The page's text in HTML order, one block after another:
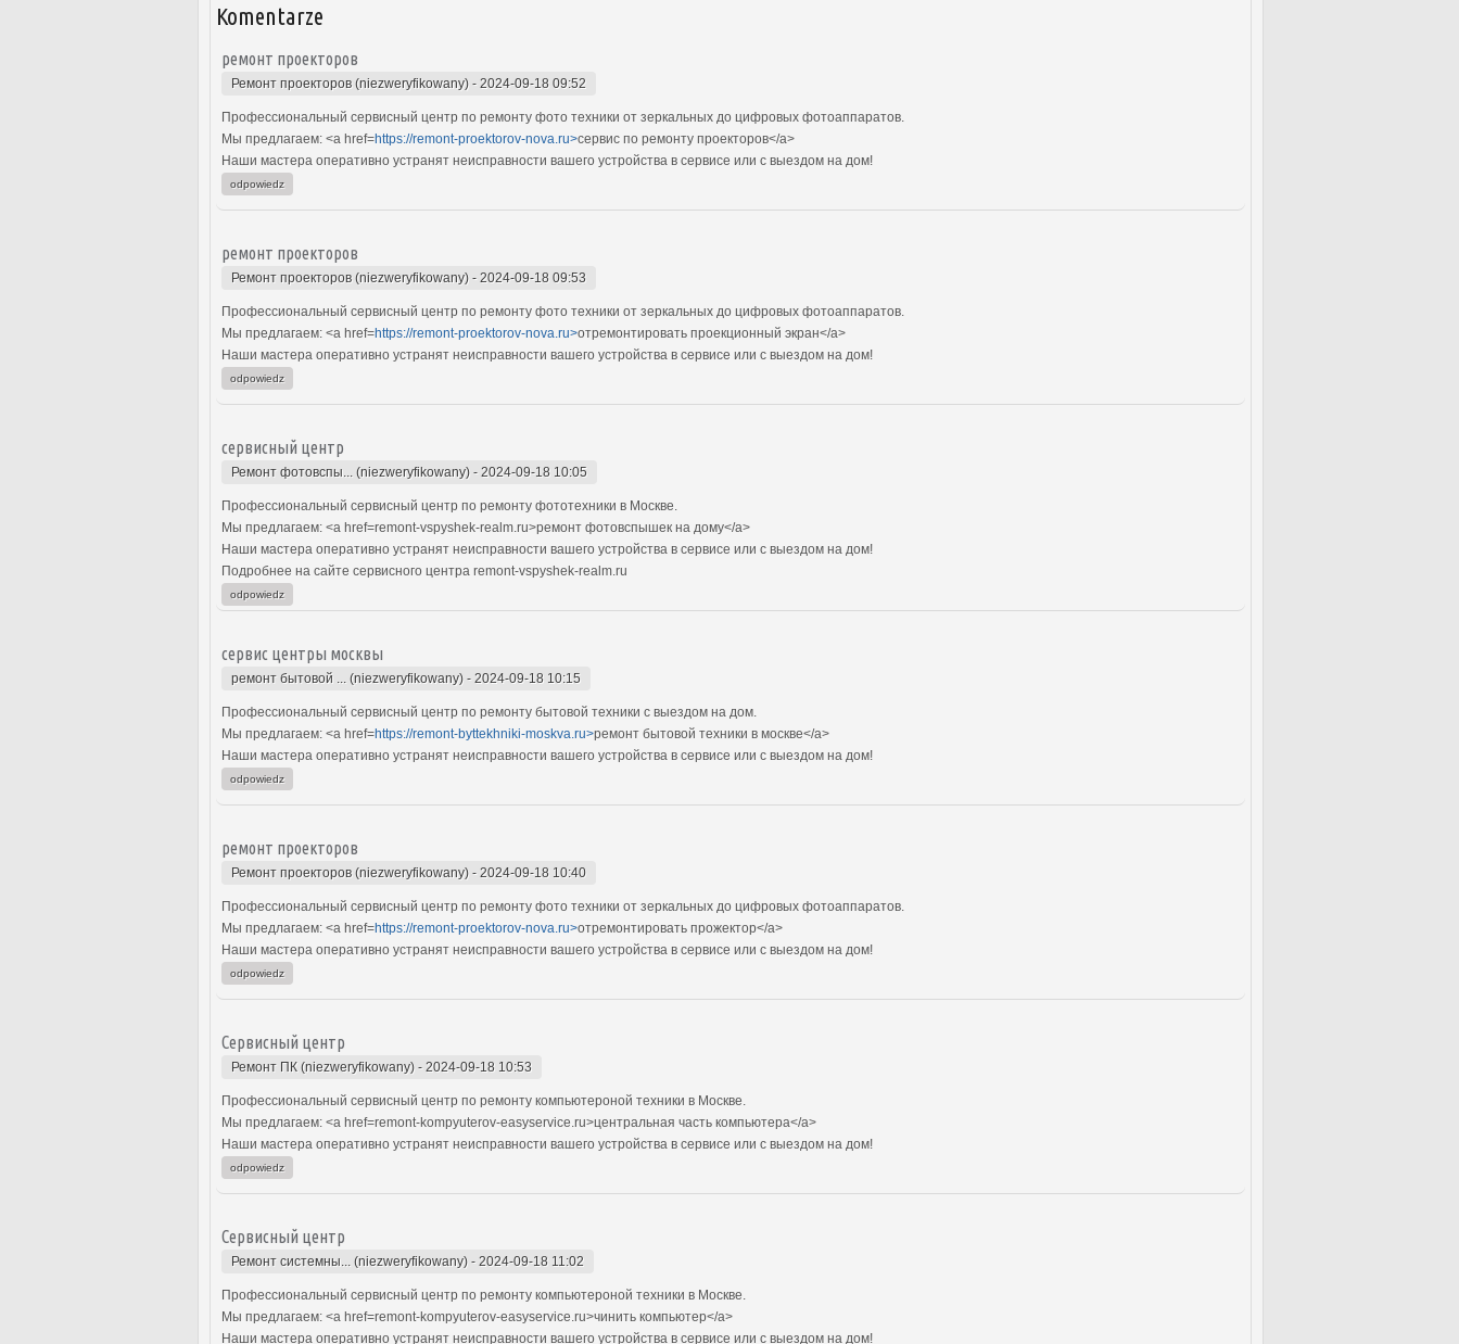
Komentarze
ремонт проекторов
Ремонт проекторов (niezweryfikowany) - 2024-09-18 09:52
Профессиональный сервисный центр по ремонту фото техники от зеркальных до цифровых фотоаппаратов.
Мы предлагаем: <a href=https://remont-proektorov-nova.ru>сервис по ремонту проекторов</a>
Наши мастера оперативно устранят неисправности вашего устройства в сервисе или с выездом на дом!
odpowiedz
ремонт проекторов
Ремонт проекторов (niezweryfikowany) - 2024-09-18 09:53
Профессиональный сервисный центр по ремонту фото техники от зеркальных до цифровых фотоаппаратов.
Мы предлагаем: <a href=https://remont-proektorov-nova.ru>отремонтировать проекционный экран</a>
Наши мастера оперативно устранят неисправности вашего устройства в сервисе или с выездом на дом!
odpowiedz
сервисный центр
Ремонт фотовспы... (niezweryfikowany) - 2024-09-18 10:05
Профессиональный сервисный центр по ремонту фототехники в Москве.
Мы предлагаем: <a href=remont-vspyshek-realm.ru>ремонт фотовспышек на дому</a>
Наши мастера оперативно устранят неисправности вашего устройства в сервисе или с выездом на дом!
Подробнее на сайте сервисного центра remont-vspyshek-realm.ru
odpowiedz
сервис центры москвы
ремонт бытовой ... (niezweryfikowany) - 2024-09-18 10:15
Профессиональный сервисный центр по ремонту бытовой техники с выездом на дом.
Мы предлагаем: <a href=https://remont-byttekhniki-moskva.ru>ремонт бытовой техники в москве</a>
Наши мастера оперативно устранят неисправности вашего устройства в сервисе или с выездом на дом!
odpowiedz
ремонт проекторов
Ремонт проекторов (niezweryfikowany) - 2024-09-18 10:40
Профессиональный сервисный центр по ремонту фото техники от зеркальных до цифровых фотоаппаратов.
Мы предлагаем: <a href=https://remont-proektorov-nova.ru>отремонтировать прожектор</a>
Наши мастера оперативно устранят неисправности вашего устройства в сервисе или с выездом на дом!
odpowiedz
Сервисный центр
Ремонт ПК (niezweryfikowany) - 2024-09-18 10:53
Профессиональный сервисный центр по ремонту компьютероной техники в Москве.
Мы предлагаем: <a href=remont-kompyuterov-easyservice.ru>центральная часть компьютера</a>
Наши мастера оперативно устранят неисправности вашего устройства в сервисе или с выездом на дом!
odpowiedz
Сервисный центр
Ремонт системны... (niezweryfikowany) - 2024-09-18 11:02
Профессиональный сервисный центр по ремонту компьютероной техники в Москве.
Мы предлагаем: <a href=remont-kompyuterov-easyservice.ru>чинить компьютер</a>
Наши мастера оперативно устранят неисправности вашего устройства в сервисе или с выездом на дом!